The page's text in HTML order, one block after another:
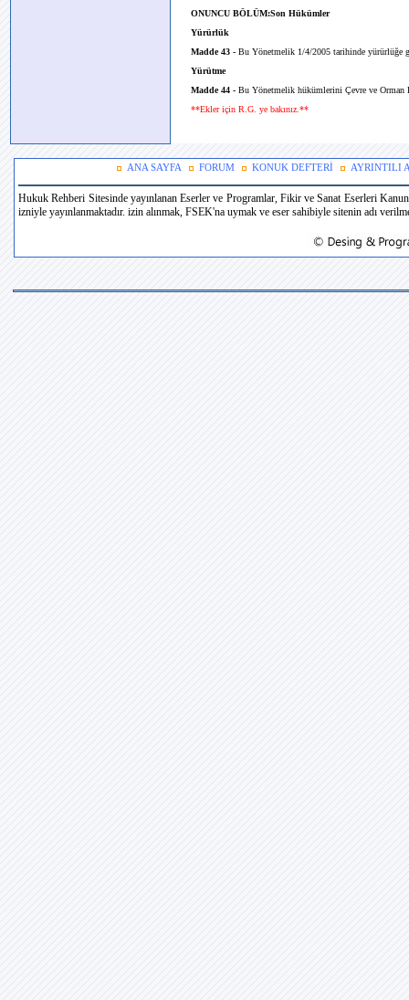
ONUNCU BÖLÜM:Son Hükümler
Yürürlük
Madde 43 - Bu Yönetmelik 1/4/2005 tarihinde yürürlüğe
Yürütme
Madde 44 - Bu Yönetmelik hükümlerini Çevre ve Orman
**Ekler için R.G. ye bakınız.**
ANA SAYFA FORUM KONUK DEFTERİ AYRINTILI
Hukuk Rehberi Sitesinde yayınlanan Eserler ve Programlar, Fikir ve Sanat Eserleri
izniyle yayınlanmaktadır. izin alınmak, FSEK'na uymak ve eser sahibiyle sitenin adı